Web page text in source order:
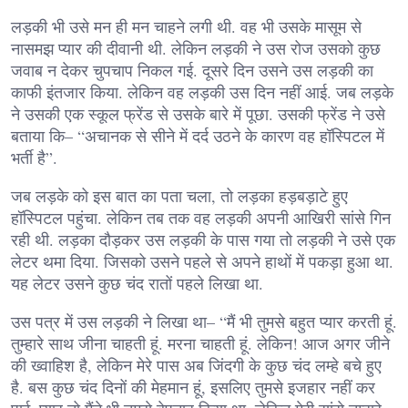
लड़की भी उसे मन ही मन चाहने लगी थी. वह भी उसके मासूम से
नासमझ प्यार की दीवानी थी. लेकिन लड़की ने उस रोज उसको कुछ
जवाब न देकर चुपचाप निकल गई. दूसरे दिन उसने उस लड़की का
काफी इंतजार किया. लेकिन वह लड़की उस दिन नहीं आई. जब लड़के
ने उसकी एक स्कूल फ्रेंड से उसके बारे में पूछा. उसकी फ्रेंड ने उसे
बताया कि– “अचानक से सीने में दर्द उठने के कारण वह हॉस्पिटल में
भर्ती है”.
जब लड़के को इस बात का पता चला, तो लड़का हड़बड़ाटे हुए
हॉस्पिटल पहुंचा. लेकिन तब तक वह लड़की अपनी आखिरी सांसे गिन
रही थी. लड़का दौड़कर उस लड़की के पास गया तो लड़की ने उसे एक
लेटर थमा दिया. जिसको उसने पहले से अपने हाथों में पकड़ा हुआ था.
यह लेटर उसने कुछ चंद रातों पहले लिखा था.
उस पत्र में उस लड़की ने लिखा था– “मैं भी तुमसे बहुत प्यार करती हूं.
तुम्हारे साथ जीना चाहती हूं. मरना चाहती हूं. लेकिन! आज अगर जीने
की ख्वाहिश है, लेकिन मेरे पास अब जिंदगी के कुछ चंद लम्हे बचे हुए
है. बस कुछ चंद दिनों की मेहमान हूं, इसलिए तुमसे इजहार नहीं कर